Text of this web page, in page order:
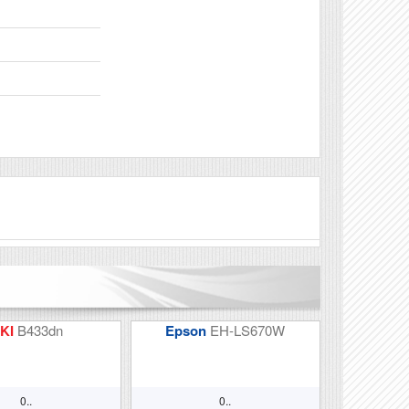
B433dn
0..
Epson EH-LS670W
0..